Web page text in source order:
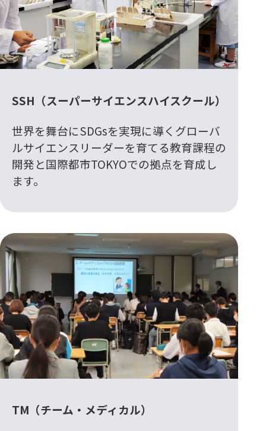
SSH（スーパーサイエンスハイスクール）
世界を舞台にSDGsを実現に導くグローバ
ルサイエンスリーダーを育てる教育課程の
開発と国際都市TOKYOでの拠点を育成し
ます。
TM（チーム・メディカル）